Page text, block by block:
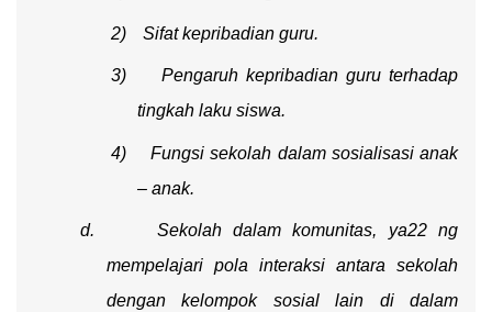
2) Sifat kepribadian guru.
3)
Pengaruh kepribadian guru terhadap
tingkah laku siswa.
4)
Fungsi sekolah dalam sosialisasi anak
– anak.
d.
Sekolah dalam komunitas, ya22 ng
mempelajari pola interaksi antara sekolah
dengan kelompok sosial lain di dalam